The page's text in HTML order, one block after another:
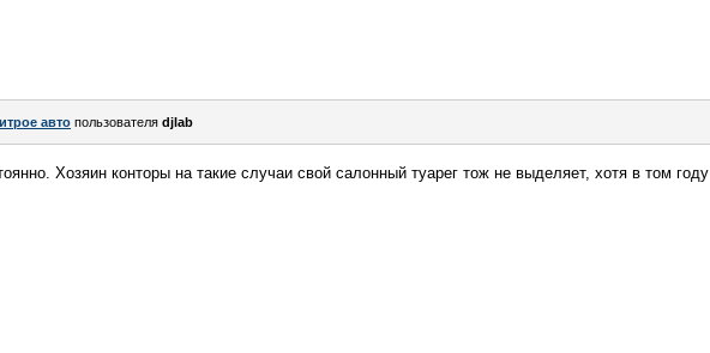
авто пользователя djlab
Хозяин конторы на такие случаи свой салонный туарег тож не выделяет, хотя в том году